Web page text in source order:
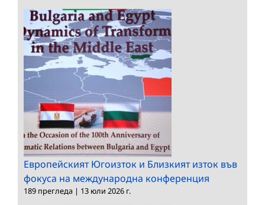
Европейският Югоизток и Близкият изток във
фокуса на международна конференция
189 прегледа | 13 юли 2026 г.